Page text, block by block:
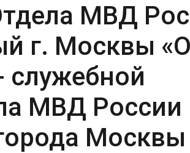
МВД
г. Москвы
служебной
МВД России
Москвы